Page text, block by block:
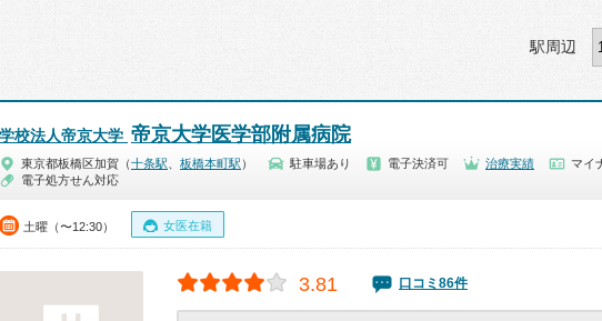
駅周辺
学校法人帝京大学 帝京大学医学部附属病院
東京都板橋区加賀（十条駅 板橋本町駅 ） 駐車場あり 電子決済可 治療実績
マイ
電子処方せん対応
土曜（〜12:30） 女医在籍
3.81 口コミ86件